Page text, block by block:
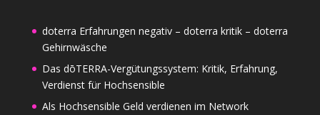
doterra Erfahrungen negativ – doterra kritik – doterra
Gehirnwäsche
Das dōTERRA-Vergütungssystem: Kritik, Erfahrung,
Verdienst für Hochsensible
Als Hochsensible Geld verdienen im Network